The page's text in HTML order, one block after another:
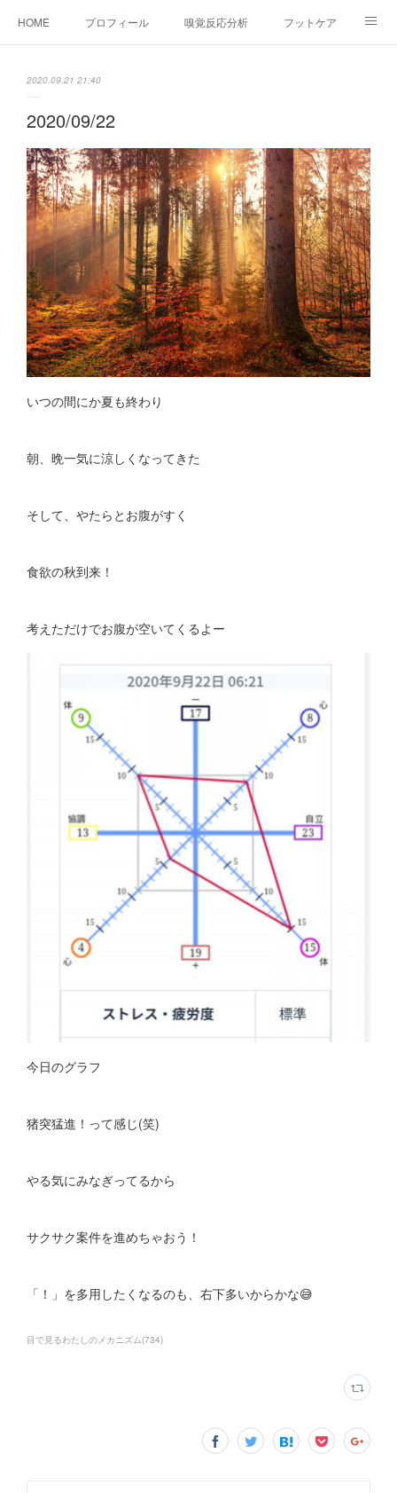
HOME プロフィール 嗅覚反応分析 フットケア
2020.09.21 21:40
2020/09/22
いつの間にか夏も終わり
朝、晩一気に涼しくなってきた
そして、やたらとお腹がすく
食欲の秋到来！
考えただけでお腹が空いてくるよー
今日のグラフ
猪突猛進！って感じ(笑)
やる気にみなぎってるから
サクサク案件を進めちゃおう！
「！」を多用したくなるのも、右下多いからかな😅
目で見るわたしのメカニズム(734)